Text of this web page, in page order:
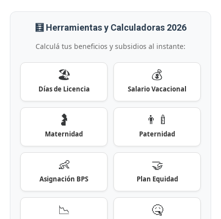
🧮 Herramientas y Calculadoras 2026
Calculá tus beneficios y subsidios al instante:
🏖️
Días de Licencia
💰
Salario Vacacional
🤰
Maternidad
👨‍🍼
Paternidad
👶
Asignación BPS
🤝
Plan Equidad
📉 🤒